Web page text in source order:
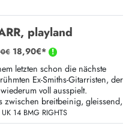
playland
18,90€*
letzten schon die nächste
Ex-Smiths-Gitarristen, der
voll ausspielt.
zwischen breitbeinig, gleissend,
UK 14 BMG RIGHTS